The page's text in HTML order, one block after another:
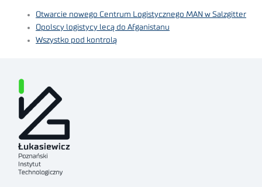
Otwarcie nowego Centrum Logistycznego MAN w Salzgitter
Opolscy logistycy lecą do Afganistanu
Wszystko pod kontrolą